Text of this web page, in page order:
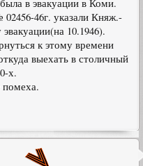
в эвакуации в Коми.
46г. указали Княж.-
10.1946).
к этому времени
выехать в столичный
х.